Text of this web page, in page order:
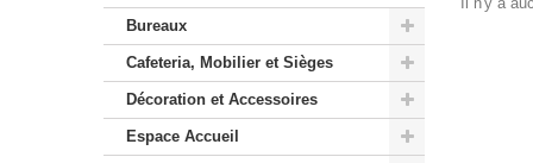
Bureaux
Cafeteria, Mobilier et Sièges
Décoration et Accessoires
Espace Accueil